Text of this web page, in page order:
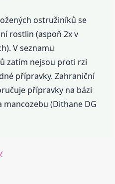
ostružiníků se
rostlin (aspoň 2x v
V seznamu
zatím nejsou proti rzi
přípravky. Zahraniční
přípravky na bázi
(Dithane DG